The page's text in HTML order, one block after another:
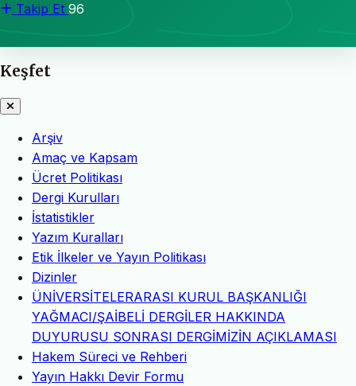
Takip Et 96
Keşfet
Arşiv
Amaç ve Kapsam
Ücret Politikası
Dergi Kurulları
İstatistikler
Yazım Kuralları
Etik İlkeler ve Yayın Politikası
Dizinler
ÜNİVERSİTELERARASI KURUL BAŞKANLIĞI
YAĞMACI/ŞAİBELİ DERGİLER HAKKINDA
DUYURUSU SONRASI DERGİMİZİN AÇIKLAMASI
Hakem Süreci ve Rehberi
Yayın Hakkı Devir Formu